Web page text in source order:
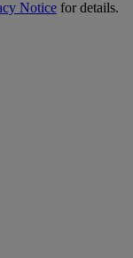
Notice for details.